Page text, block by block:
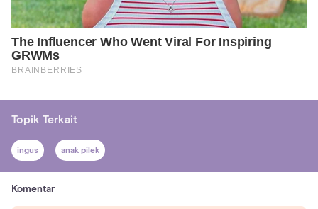
Topik Terkait
ingus anak pilek
Komentar